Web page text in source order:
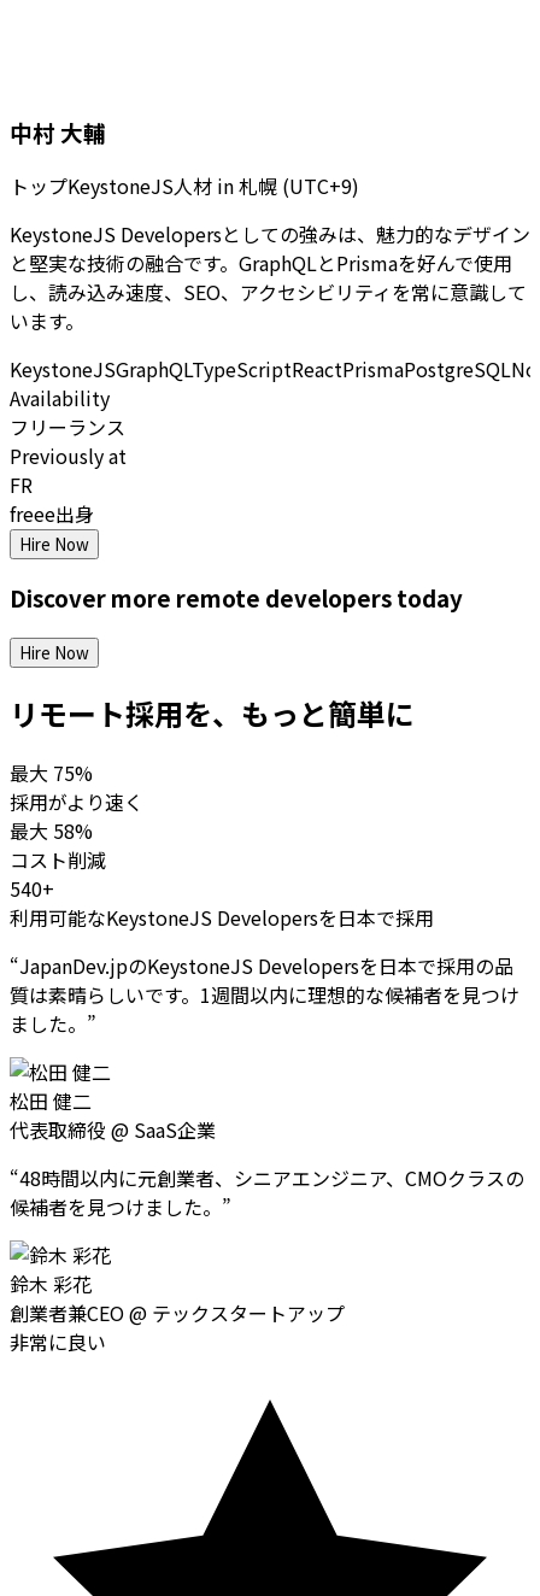
中村 大輔
トップKeystoneJS人材 in札幌 (UTC+9)
KeystoneJS Developersとしての強みは、魅力的なデザイン
と堅実な技術の融合です。GraphQLとPrismaを好んで使用
し、読み込み速度、SEO、アクセシビリティを常に意識して
います。
KeystoneJSGraphQLTypeScriptReactPrismaPostgreSQL
Availability
フリーランス
Previously at
FR
freee出身
Hire Now
Discover more remote developerstoday
Hire Now
リモート採用を、もっと簡単に
最大 75%
採用がより速く
最大 58%
コスト削減
540+
利用可能なKeystoneJS Developersを日本で採用
“JapanDev.jpのKeystoneJS Developersを日本で採用の品
質は素晴らしいです。1週間以内に理想的な候補者を見つけ
ました。 ”
松田 健二
代表取締役 @ SaaS企業
“48時間以内に元創業者、シニアエンジニア、CMOクラスの
候補者を見つけました。 ”
鈴木 彩花
創業者兼CEO@ テックスタートアップ
非常に良い